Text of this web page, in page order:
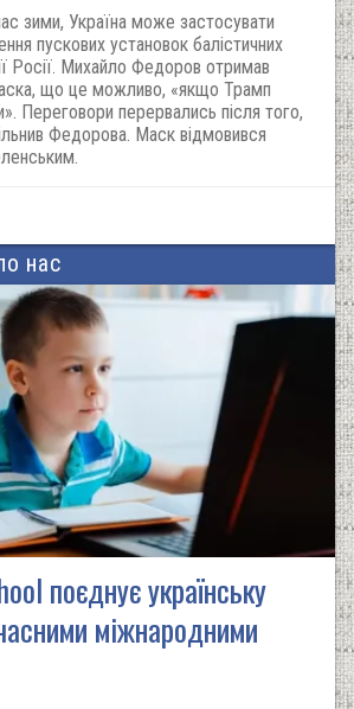
зими, Україна може застосувати
пускових установок балістичних
Росії. Михайло Федоров отримав
що це можливо, «якщо Трамп
Переговори перервались після того,
Федорова. Маск відмовився
нас
поєднує українську
міжнародними